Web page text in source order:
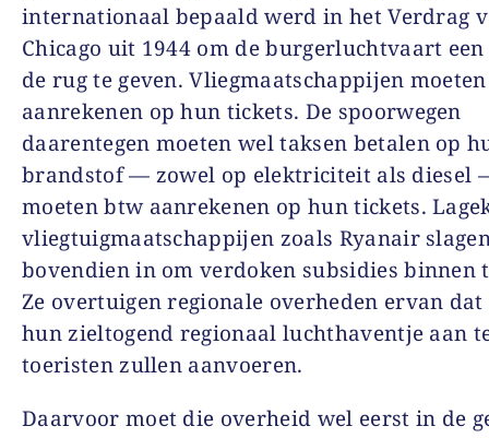
internationaal bepaald werd in het Verdrag
Chicago uit 1944 om de burgerluchtvaart
de rug te geven. Vliegmaatschappijen
aanrekenen op hun tickets. De spoorwegen
daarentegen moeten wel taksen betalen op
brandstof — zowel op elektriciteit als diesel
moeten btw aanrekenen op hun tickets.
vliegtuigmaatschappijen zoals Ryanair
bovendien in om verdoken subsidies binnen
Ze overtuigen regionale overheden ervan
hun zieltogend regionaal luchthaventje aan
toeristen zullen aanvoeren.
Daarvoor moet die overheid wel eerst in de